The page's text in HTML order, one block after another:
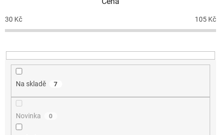
o
d
k
t
30 Kč 105 Kč
Na skladě 7
Novinka 0